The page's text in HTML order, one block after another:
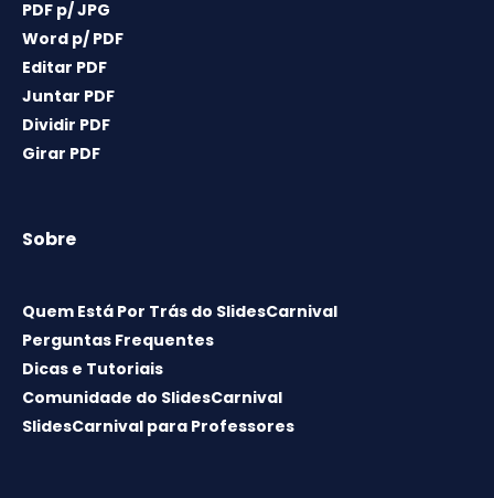
PDF p/ JPG
Word p/ PDF
Editar PDF
Juntar PDF
Dividir PDF
Girar PDF
Sobre
Quem Está Por Trás do SlidesCarnival
Perguntas Frequentes
Dicas e Tutoriais
Comunidade do SlidesCarnival
SlidesCarnival para Professores